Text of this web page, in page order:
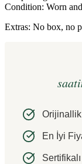
Condition: Worn
Extras: No box, no
En İyi